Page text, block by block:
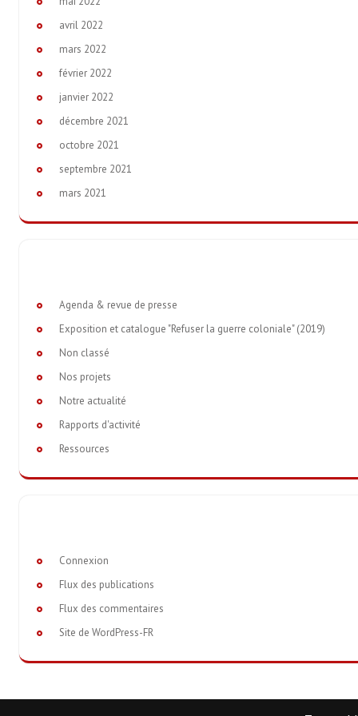
avril 2022
mars 2022
février 2022
janvier 2022
décembre 2021
octobre 2021
septembre 2021
mars 2021
Agenda & revue de presse
Exposition et catalogue "Refuser la guerre coloniale" (2019)
Non classé
Nos projets
Notre actualité
Rapports d'activité
Ressources
Connexion
Flux des publications
Flux des commentaires
Site de WordPress-FR